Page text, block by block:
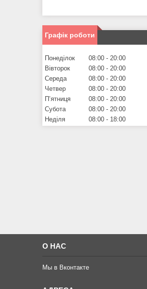
Графік роботи
Понеділок 08:00
20:00
Вівторок
08:00
20:00
Середа
08:00
20:00
Четвер
08:00
20:00
Пʼятниця
08:00
20:00
Субота
08:00
20:00
Неділя
08:00 18:00
О НАС
Мы в Вконтакте